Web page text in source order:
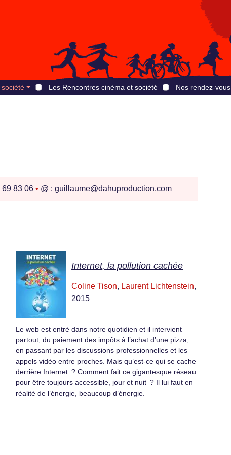
Les Rencontres cinéma et société Nos rendez-vous
69 83 06 • @ : guillaume@dahuproduction.com
Internet, la pollution cachée
Coline Tison, Laurent Lichtenstein,
2015
Le web est entré dans notre quotidien et il intervient
partout, du paiement des impôts à l’achat d’une pizza,
en passant par les discussions professionnelles et les
appels vidéo entre proches. Mais qu’est-ce qui se cache
derrière Internet ? Comment fait ce gigantesque réseau
pour être toujours accessible, jour et nuit ? Il lui faut en
réalité de l’énergie, beaucoup d’énergie.